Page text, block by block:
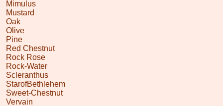
Mimulus
Mustard
Oak
Olive
Pine
Red Chestnut
Rock Rose
Rock-Water
Scleranthus
StarofBethlehem
Sweet-Chestnut
Vervain